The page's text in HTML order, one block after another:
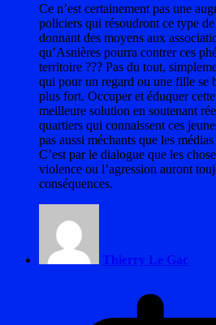
Ce n’est certainement pas une
policiers qui résoudront ce type de
donnant des moyens aux
qu’Asnières pourra contrer ces
territoire ??? Pas du tout,
qui pour un regard ou une fille se
plus fort. Occuper et éduquer
meilleure solution en soutenant
quartiers qui connaissent ces
pas aussi méchants que les
C’est par le dialogue que les
violence ou l’agression auront
conséquences.
Thierry Le Gac